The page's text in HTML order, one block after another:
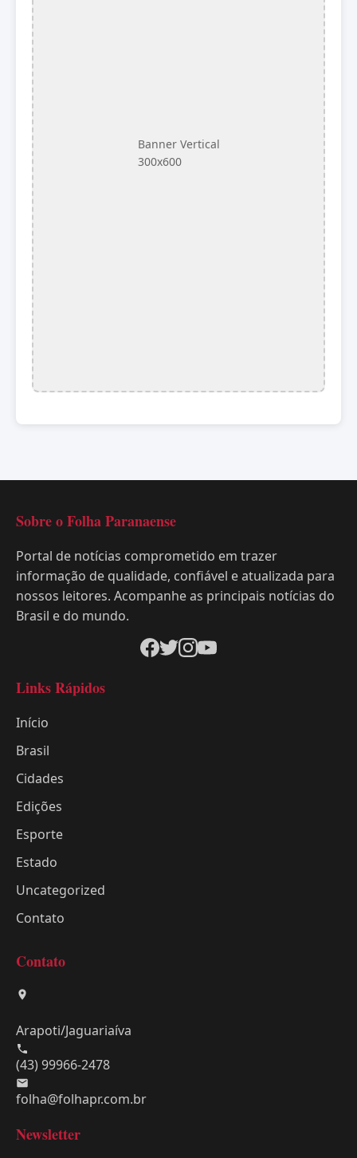
Banner Vertical
300x600
Sobre o Folha Paranaense
Portal de notícias comprometido em trazer
informação de qualidade, confiável e atualizada para
nossos leitores. Acompanhe as principais notícias do
Brasil e do mundo.
Links Rápidos
Início
Brasil
Cidades
Edições
Esporte
Estado
Uncategorized
Contato
Contato
Arapoti/Jaguariaíva
(43) 99966-2478
folha@folhapr.com.br
Newsletter